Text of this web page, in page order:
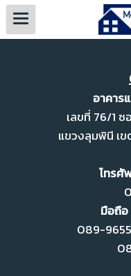
อาคาร
เลขที่ 76/1
แขวงลุมพินี เ
โทรศั
มือถือ
089-